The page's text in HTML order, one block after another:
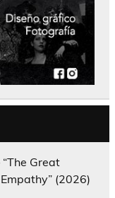
Great
(2026)